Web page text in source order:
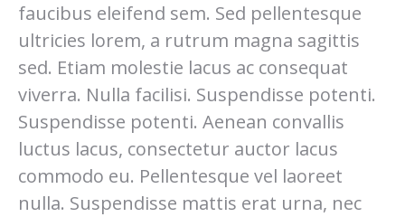
faucibus eleifend sem. Sed pellentesque
ultricies lorem, a rutrum magna sagittis
sed. Etiam molestie lacus ac consequat
viverra. Nulla facilisi. Suspendisse potenti.
Suspendisse potenti. Aenean convallis
luctus lacus, consectetur auctor lacus
commodo eu. Pellentesque vel laoreet
nulla. Suspendisse mattis erat urna, nec